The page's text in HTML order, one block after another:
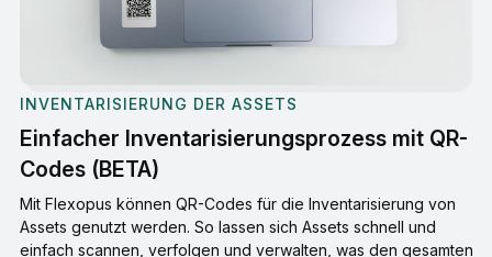
INVENTARISIERUNG DER ASSETS
Einfacher Inventarisierungsprozess mit QR-
Codes (BETA)
Mit Flexopus können QR-Codes für die Inventarisierung von
Assets genutzt werden. So lassen sich Assets schnell und
einfach scannen, verfolgen und verwalten, was den gesamten